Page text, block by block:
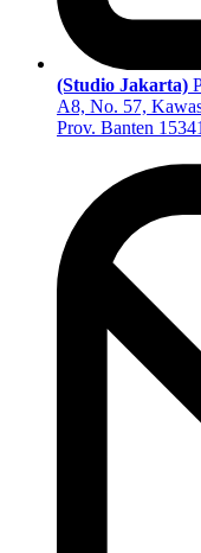
(Studio Jakarta)
A8, No. 57,
Prov. Banten 15341